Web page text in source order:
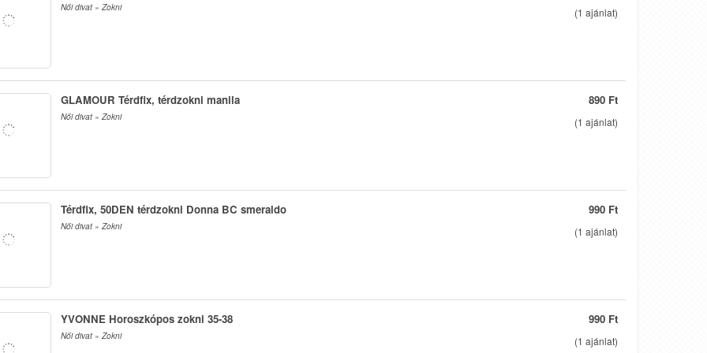
(1 ajánlat)
Női divat » Zokni
890 Ft
(1 ajánlat)
GLAMOUR Térdfix, térdzokni manila
Női divat » Zokni
990 Ft
(1 ajánlat)
Térdfix, 50DEN térdzokni Donna BC smeraldo
Női divat » Zokni
990 Ft
(1 ajánlat)
YVONNE Horoszkópos zokni 35-38
Női divat » Zokni